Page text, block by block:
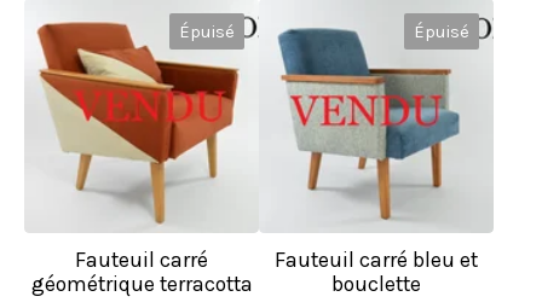
Épuisé
Fauteuil carré
géométrique terracotta
Épuisé
Fauteuil carré bleu et
bouclette